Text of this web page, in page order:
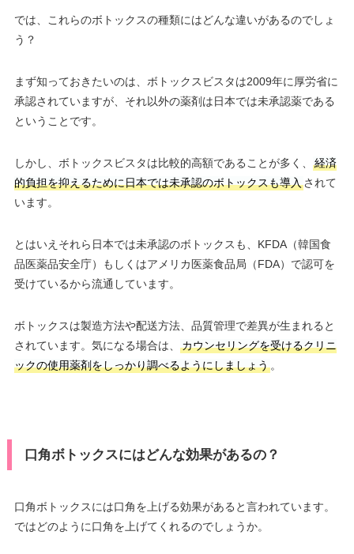
では、これらのボトックスの種類にはどんな違いがあるのでしょ
う？
まず知っておきたいのは、ボトックスビスタは2009年に厚労省に
承認されていますが、それ以外の薬剤は日本では未承認薬である
ということです。
しかし、ボトックスビスタは比較的高額であることが多く、
経済
的負担を抑えるために日本では未承認のボトックスも導入されて
います。
とはいえそれら日本では未承認のボトックスも、KFDA（韓国食
品医薬品安全庁）もしくはアメリカ医薬食品局（FDA）で認可を
受けているから流通しています。
ボトックスは製造方法や配送方法、品質管理で差異が生まれると
されています。気になる場合は、
カウンセリングを受けるクリニ
ックの使用薬剤をしっかり調べるようにしましょう。
口角ボトックスにはどんな効果があるの？
口角ボトックスには口角を上げる効果があると言われています。
ではどのように口角を上げてくれるのでしょうか。